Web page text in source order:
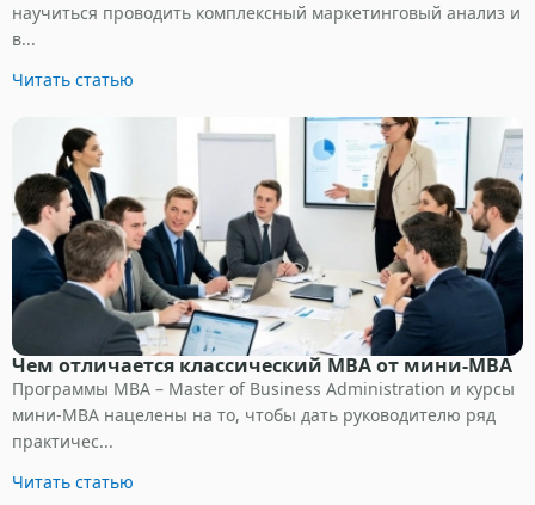
научиться проводить комплексный маркетинговый анализ и
в...
Читать статью
Чем отличается классический MBA от мини-MBA
Программы МВА – Master of Business Administration и курсы
мини-МВА нацелены на то, чтобы дать руководителю ряд
практичес...
Читать статью